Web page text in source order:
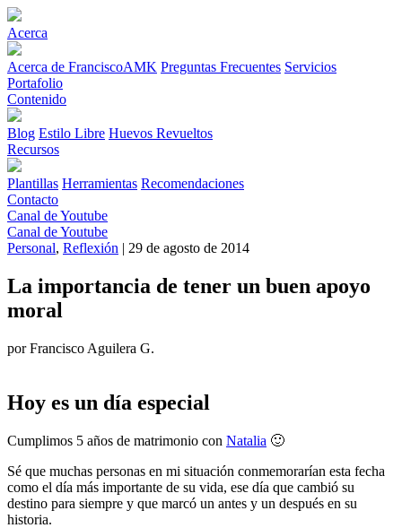
Acerca
Acerca de FranciscoAMK Preguntas Frecuentes Servicios
Portafolio
Contenido
Blog Estilo Libre Huevos Revueltos
Recursos
Plantillas Herramientas Recomendaciones
Contacto
Canal de Youtube
Canal de Youtube
Personal, Reflexión | 29 de agosto de 2014
La importancia de tener un buen apoyo
moral
por Francisco Aguilera G.
Hoy es un día especial
Cumplimos 5 años de matrimonio con Natalia 🙂
Sé que muchas personas en mi situación conmemorarían esta fecha
como el día más importante de su vida, ese día que cambió su
destino para siempre y que marcó un antes y un después en su
historia.